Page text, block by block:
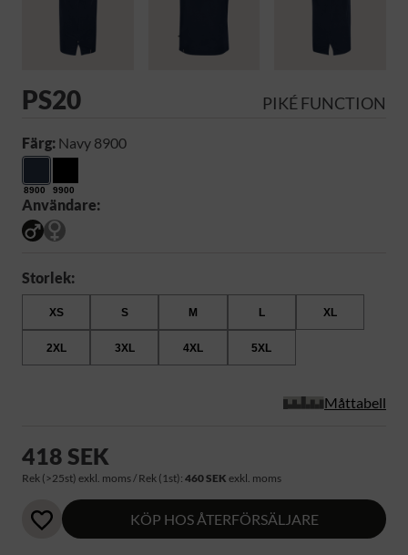
PS20 PIKÉ FUNCTION
Färg: Navy 8900
8900 9900
Användare:
Storlek:
XS S M L XL
2XL 3XL 4XL 5XL
Måttabell
418 SEK
Rek (>25st) exkl. moms / Rek (1st): 460 SEK exkl. moms
KÖP HOS ÅTERFÖRSÄLJARE